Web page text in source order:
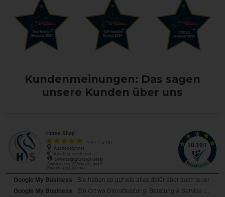
Kundenmeinungen: Das sagen
unsere Kunden über uns